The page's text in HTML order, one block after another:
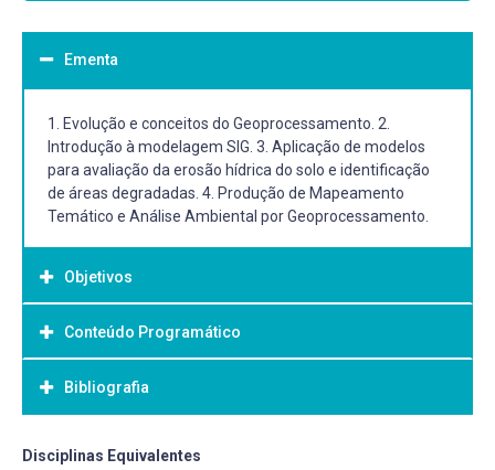
Ementa
1. Evolução e conceitos do Geoprocessamento. 2.
Introdução à modelagem SIG. 3. Aplicação de modelos
para avaliação da erosão hídrica do solo e identificação
de áreas degradadas. 4. Produção de Mapeamento
Temático e Análise Ambiental por Geoprocessamento.
Objetivos
Objetivo Geral:
1. Programa: Introdução. História e conceituação da
análise espacial;
espacial;
Conteúdo Programático
1. Programa: Introdução. História e conceituação da
análise espacial;
espacial;
Bibliografia
Bibliografia Básica:
Disciplinas Equivalentes